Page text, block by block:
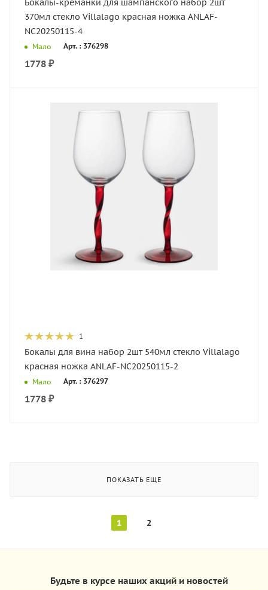
Бокалы-креманки для шампанского набор 2шт
370мл стекло Villalago красная ножка ANLAF-
NC20250115-4
Мало Арт. : 376298
1778 ₽
1
Бокалы для вина набор 2шт 540мл стекло Villalago
красная ножка ANLAF-NC20250115-2
Мало Арт. : 376297
1778 ₽
ПОКАЗАТЬ ЕЩЕ
1 2
Будьте в курсе наших акций и новостей